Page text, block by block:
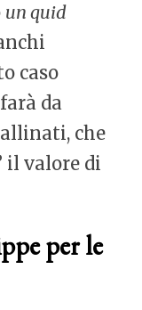
un quid
caso
da
che
il valore di
per le